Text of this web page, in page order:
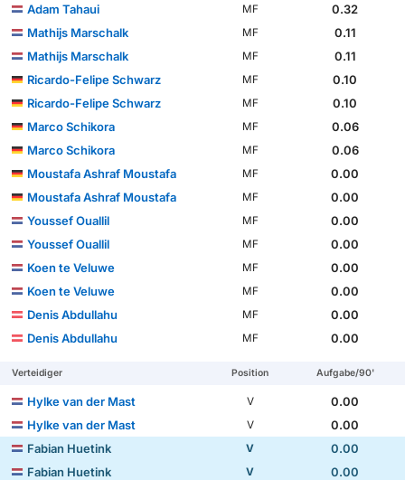
Adam Tahaui
MF
0.32
Mathijs Marschalk
MF
0.11
Mathijs Marschalk
MF
0.11
Ricardo-Felipe Schwarz
MF
0.10
Ricardo-Felipe Schwarz
MF
0.10
Marco Schikora
MF
0.06
Marco Schikora
MF
0.06
Moustafa Ashraf Moustafa
MF
0.00
Moustafa Ashraf Moustafa
MF
0.00
Youssef Ouallil
MF
0.00
Youssef Ouallil
MF
0.00
Koen te Veluwe
MF
0.00
Koen te Veluwe
MF
0.00
Denis Abdullahu
MF
0.00
Denis Abdullahu
MF 0.00
Verteidiger Position Aufgabe/90'
Hylke van der Mast V
0.00
Hylke van der Mast
V
0.00
Fabian Huetink
V
0.00
Fabian Huetink
V
0.00